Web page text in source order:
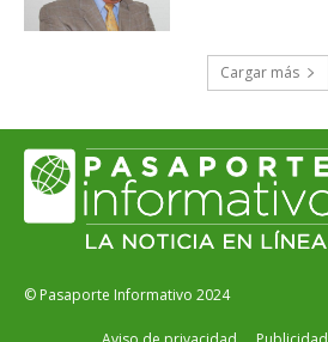
Cargar más
© Pasaporte Informativo 2024